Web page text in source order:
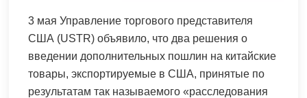
3 мая Управление торгового представителя
США (USTR) объявило, что два решения о
введении дополнительных пошлин на китайские
товары, экспортируемые в США, принятые по
результатам так называемого «расследования